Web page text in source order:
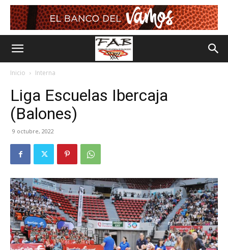
Inicio Interna
Liga Escuelas Ibercaja
(Balones)
9 octubre, 2022